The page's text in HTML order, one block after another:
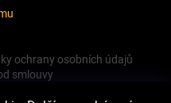
ochrany osobních údajů
smlouvy